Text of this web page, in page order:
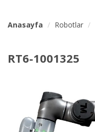
Anasayfa Robotlar
RT6-1001325